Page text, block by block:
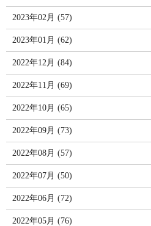
2023年02月 (57)
2023年01月 (62)
2022年12月 (84)
2022年11月 (69)
2022年10月 (65)
2022年09月 (73)
2022年08月 (57)
2022年07月 (50)
2022年06月 (72)
2022年05月 (76)